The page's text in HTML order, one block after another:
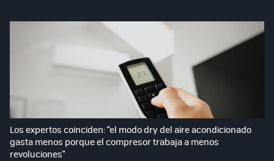
Los expertos coinciden: "el modo dry del aire acondicionado
gasta menos porque el compresor trabaja a menos
revoluciones"